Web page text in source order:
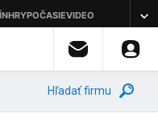
Hľadať firmu